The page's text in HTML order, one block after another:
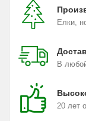
Елки,
В
20 лет